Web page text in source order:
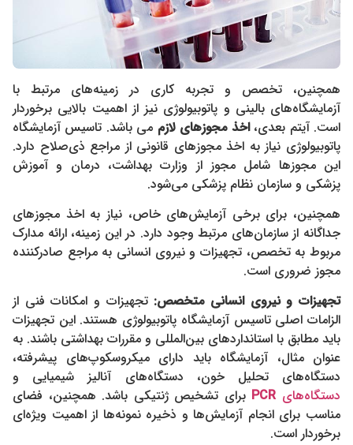
همچنین، تخصص و تجربه کاری در زمینه‌های مرتبط با
آزمایشگاه‌های بالینی و پاتوبیولوژی نیز از اهمیت بالایی برخوردار
است. آیتم بعدی،اخذ مجوزهای لازم می باشد. تاسیس آزمایشگاه
پاتوبیولوژی نیاز به اخذ مجوزهای قانونی از مراجع ذی‌صلاح دارد.
این مجوزها شامل مجوز از وزارت بهداشت، درمان و آموزش
پزشکی و سازمان نظام پزشکی می‌شود.
همچنین، برای برخی آزمایش‌های خاص، نیاز به اخذ مجوزهای
جداگانه از سازمان‌های مرتبط وجود دارد. در این زمینه، ارائه مدارک
مربوط به تخصص، تجهیزات و نیروی انسانی به مراجع صادرکننده
مجوز ضروری است.
تجهیزات و نیروی انسانی متخصص:تجهیزات و امکانات فنی از
الزامات اصلی تاسیس آزمایشگاه پاتوبیولوژی هستند. این تجهیزات
باید مطابق با استانداردهای بین‌المللی و مقررات بهداشتی باشند. به
عنوان مثال، آزمایشگاه باید دارای میکروسکوپ‌های پیشرفته،
دستگاه‌های تحلیل خون، دستگاه‌های آنالیز شیمیایی و
دستگاه‌های PCR برای تشخیص ژنتیکی باشد. همچنین، فضای
مناسب برای انجام آزمایش‌ها و ذخیره نمونه‌ها از اهمیت ویژه‌ای
برخوردار است.